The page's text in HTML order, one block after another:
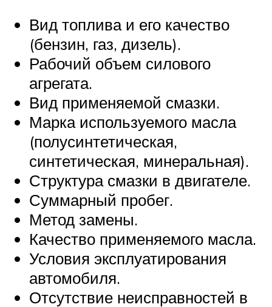
Вид топлива и его качество
(бензин, газ, дизель).
Рабочий объем силового
агрегата.
Вид применяемой смазки.
Марка используемого масла
(полусинтетическая,
синтетическая, минеральная).
Структура смазки в двигателе.
Суммарный пробег.
Метод замены.
Качество применяемого масла.
Условия эксплуатирования
автомобиля.
Отсутствие неисправностей в